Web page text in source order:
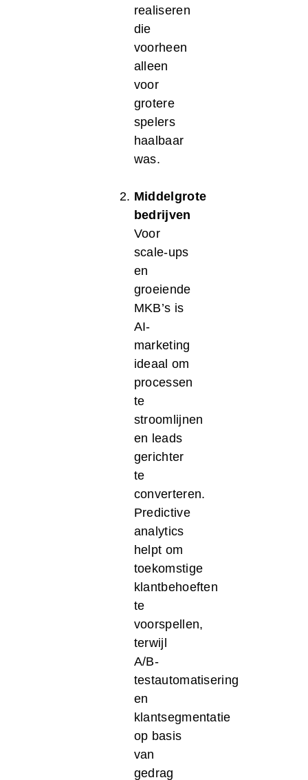
realiseren
die
voorheen
alleen
voor
grotere
spelers
haalbaar
was.
Middelgrote
bedrijven
Voor
scale-ups
en
groeiende
MKB’s is
AI-
marketing
ideaal om
processen
te
stroomlijnen
en leads
gerichter
te
converteren.
Predictive
analytics
helpt om
toekomstige
klantbehoeften
te
voorspellen,
terwijl
A/B-
testautomatisering
en
klantsegmentatie
op basis
van
gedrag